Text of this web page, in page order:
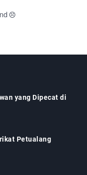
yang Dipecat di
Petualang